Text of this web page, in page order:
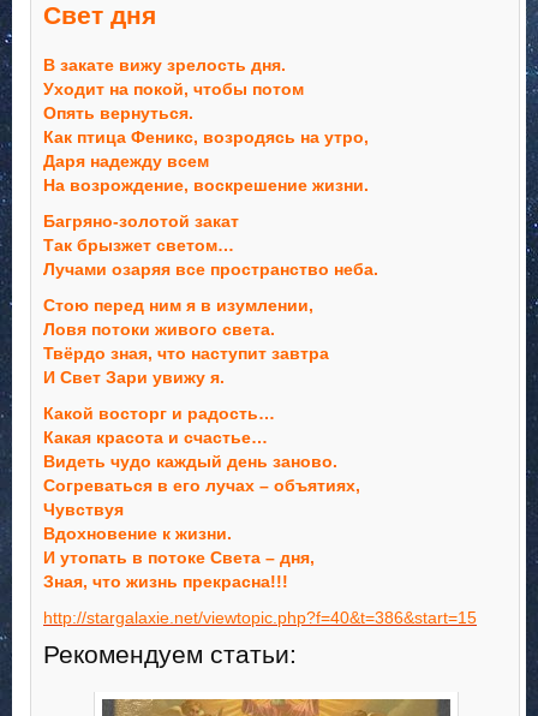
Свет дня
В закате вижу зрелость дня.
Уходит на покой, чтобы потом
Опять вернуться.
Как птица Феникс, возродясь на утро,
Даря надежду всем
На возрождение, воскрешение жизни.
Багряно-золотой закат
Так брызжет светом…
Лучами озаряя все пространство неба.
Cтою перед ним я в изумлении,
Ловя потоки живого света.
Твёрдо зная, что наступит завтра
И Свет Зари увижу я.
Какой восторг и радость…
Какая красота и счастье…
Видеть чудо каждый день заново.
Согреваться в его лучах – объятиях,
Чувствуя
Вдохновение к жизни.
И утопать в потоке Света – дня,
Зная, что жизнь прекрасна!!!
http://stargalaxie.net/viewtopic.php?f=40&t=386&start=15
Рекомендуем статьи: